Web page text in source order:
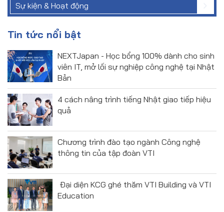
Sự kiện & Hoạt động
Tin tức nổi bật
NEXTJapan - Học bổng 100% dành cho sinh
viên IT, mở lối sự nghiệp công nghệ tại Nhật
Bản
4 cách nâng trình tiếng Nhật giao tiếp hiệu
quả
Chương trình đào tạo ngành Công nghệ
thông tin của tập đoàn VTI
Đại diện KCG ghé thăm VTI Building và VTI
Education